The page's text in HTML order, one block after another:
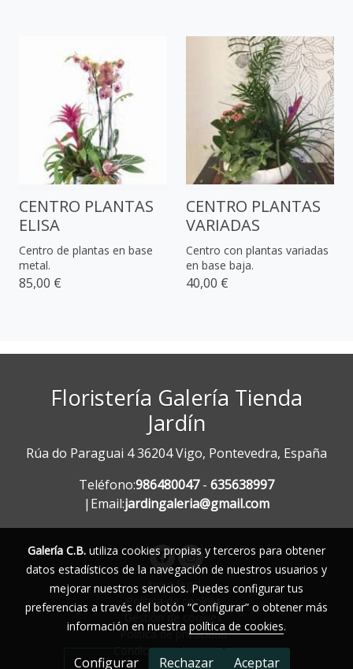
CENTRO PLANTAS
ELISA
Centro de plantas en base
metal.
85,00 €
CENTRO PLANTAS
VARIADAS
Centro con plantas variadas
en base baja.
40,00 €
Floristería Galería Tienda
Jardín
Rúa do Paraguai 4 36204 Vigo, Pontevedra, España
Teléfono:986480047- 635638997
|Email:jardingaleria@gmail.com
Aviso legal
Política de cookies
Gestión de cookies
Política de privacidad
Condiciones de compra
Galería C.B. utiliza cookies propias y terceros para obtener
datos estadísticos de la navegación de nuestros usuarios y
mejorar nuestros servicios. Puedes configurar tus
preferencias a través del botón “Configurar” o obtener más
información en nuestra política de cookies.
Configurar Rechazar Aceptar